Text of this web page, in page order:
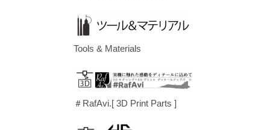
Tools & Materials
＃RafAvi.[ 3D Print Parts ]